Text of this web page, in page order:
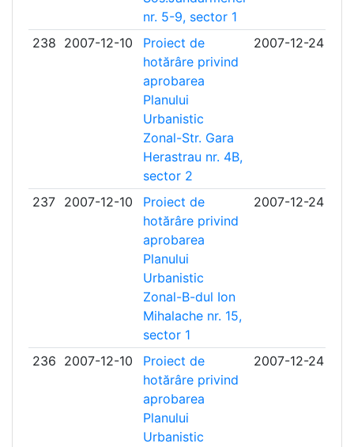
nr. 5-9, sector 1
238 2007-12-10
Proiect de
hotărâre privind
aprobarea
Planului
Urbanistic
Zonal-Str. Gara
Herastrau nr. 4B,
sector 2
2007-12-24
237 2007-12-10
Proiect de
hotărâre privind
aprobarea
Planului
Urbanistic
Zonal-B-dul Ion
Mihalache nr. 15,
sector 1
2007-12-24
236 2007-12-10
Proiect de
hotărâre privind
aprobarea
Planului
Urbanistic
2007-12-24